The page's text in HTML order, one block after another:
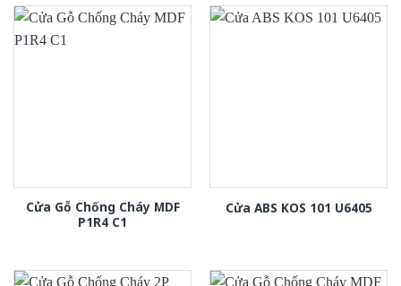
Cửa Gỗ Chống Cháy MDF
P1R4 C1
Cửa ABS KOS 101 U6405